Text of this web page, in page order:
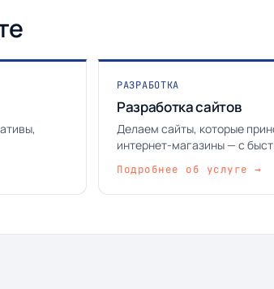
РАЗРАБОТКА
Разработка сайтов
Делаем сайты, которые
интернет-магазины — с
Подробнее об услуге →